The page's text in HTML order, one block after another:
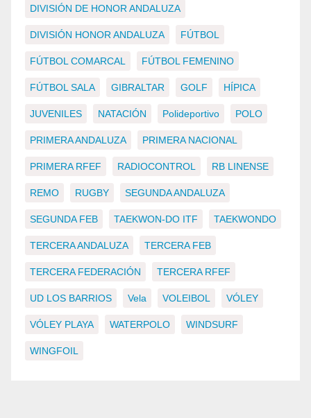
DIVISIÓN DE HONOR ANDALUZA
DIVISIÓN HONOR ANDALUZA FÚTBOL
FÚTBOL COMARCAL FÚTBOL FEMENINO
FÚTBOL SALA GIBRALTAR GOLF HÍPICA
JUVENILES NATACIÓN Polideportivo POLO
PRIMERA ANDALUZA PRIMERA NACIONAL
PRIMERA RFEF RADIOCONTROL RB LINENSE
REMO RUGBY SEGUNDA ANDALUZA
SEGUNDA FEB TAEKWON-DO ITF TAEKWONDO
TERCERA ANDALUZA TERCERA FEB
TERCERA FEDERACIÓN TERCERA RFEF
UD LOS BARRIOS Vela VOLEIBOL VÓLEY
VÓLEY PLAYA WATERPOLO WINDSURF
WINGFOIL